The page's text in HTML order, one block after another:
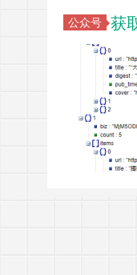
公众号 获